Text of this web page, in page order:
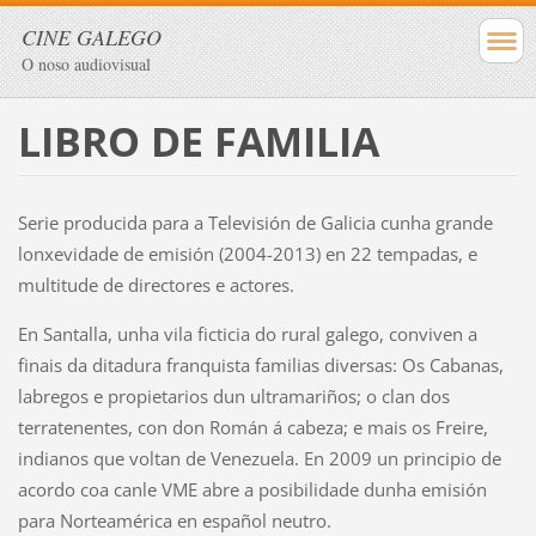
CINE GALEGO
O noso audiovisual
LIBRO DE FAMILIA
Serie producida para a Televisión de Galicia cunha grande
lonxevidade de emisión (2004-2013) en 22 tempadas, e
multitude de directores e actores.
En Santalla, unha vila ficticia do rural galego, conviven a
finais da ditadura franquista familias diversas: Os Cabanas,
labregos e propietarios dun ultramariños; o clan dos
terratenentes, con don Román á cabeza; e mais os Freire,
indianos que voltan de Venezuela. En 2009 un principio de
acordo coa canle VME abre a posibilidade dunha emisión
para Norteamérica en español neutro.